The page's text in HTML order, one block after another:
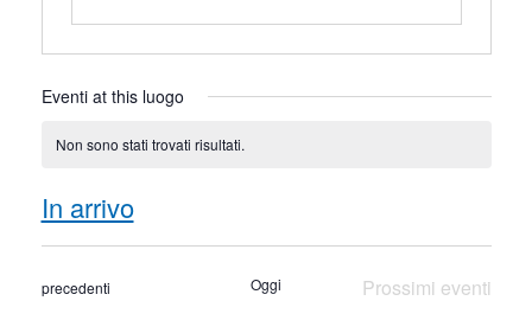
Eventi at this luogo
Notice
Non sono stati trovati risultati.
In arrivo
Seleziona
data.
Eventi
precedenti Oggi Prossimi eventi